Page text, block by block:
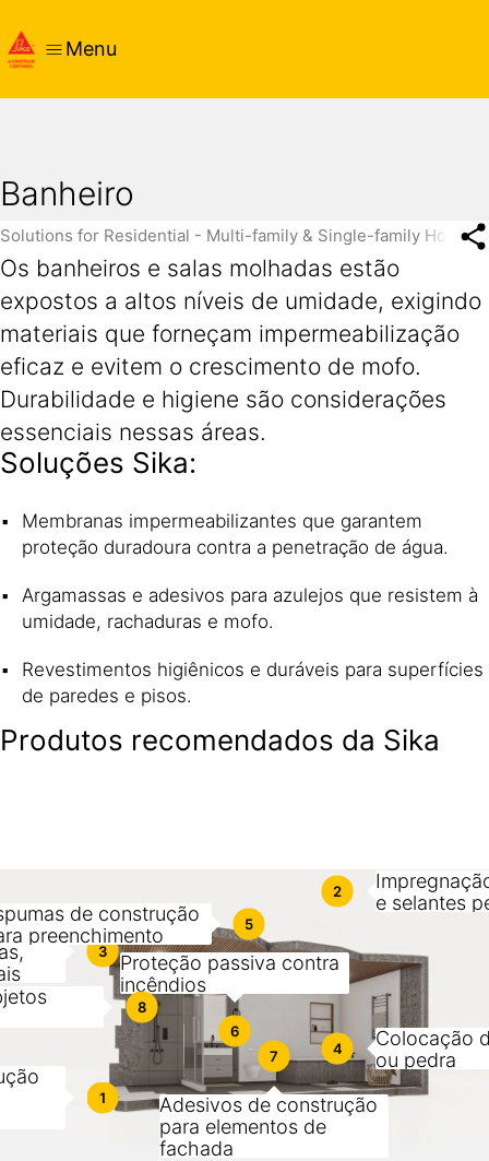
Menu
Banheiro
Solutions for Residential - Multi-family & Single-family
Os banheiros e salas molhadas estão
expostos a altos níveis de umidade, exigindo
materiais que forneçam impermeabilização
eficaz e evitem o crescimento de mofo.
Durabilidade e higiene são considerações
essenciais nessas áreas.
Soluções Sika:
Membranas impermeabilizantes que garantem
proteção duradoura contra a penetração de água.
Argamassas e adesivos para azulejos que resistem à
umidade, rachaduras e mofo.
Revestimentos higiênicos e duráveis para superfícies
de paredes e pisos.
Produtos recomendados da Sika
1
2
e selantes
3
e
4
Colocação
ou pedra
5
de construção
preenchimento
6
Proteção passiva contra
incêndios
7
Adesivos de construção
para elementos de
fachada
8